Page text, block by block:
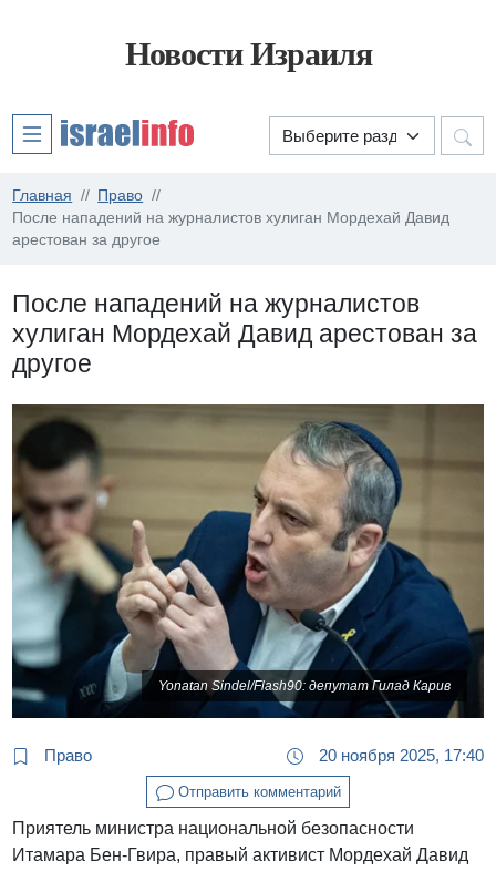
Новости Израиля
Главная
Право
После нападений на журналистов хулиган Мордехай Давид
арестован за другое
После нападений на журналистов
хулиган Мордехай Давид арестован за
другое
Yonatan Sindel/Flash90: депутат Гилад Карив
Право 20 ноября 2025, 17:40
Отправить комментарий
Приятель министра национальной безопасности
Итамара Бен-Гвира, правый активист Мордехай Давид